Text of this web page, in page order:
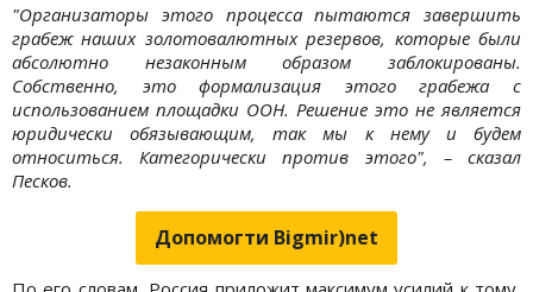
"Организаторы этого процесса пытаются завершить
грабеж наших золотовалютных резервов, которые были
абсолютно незаконным образом заблокированы.
Собственно, это формализация этого грабежа с
использованием площадки ООН. Решение это не является
юридически обязывающим, так мы к нему и будем
относиться. Категорически против этого", – сказал
Песков.
Допомогти Bigmir)net